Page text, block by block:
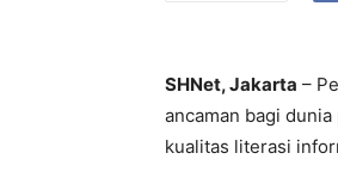
SHNet, Jakarta –
ancaman bagi
kualitas literasi